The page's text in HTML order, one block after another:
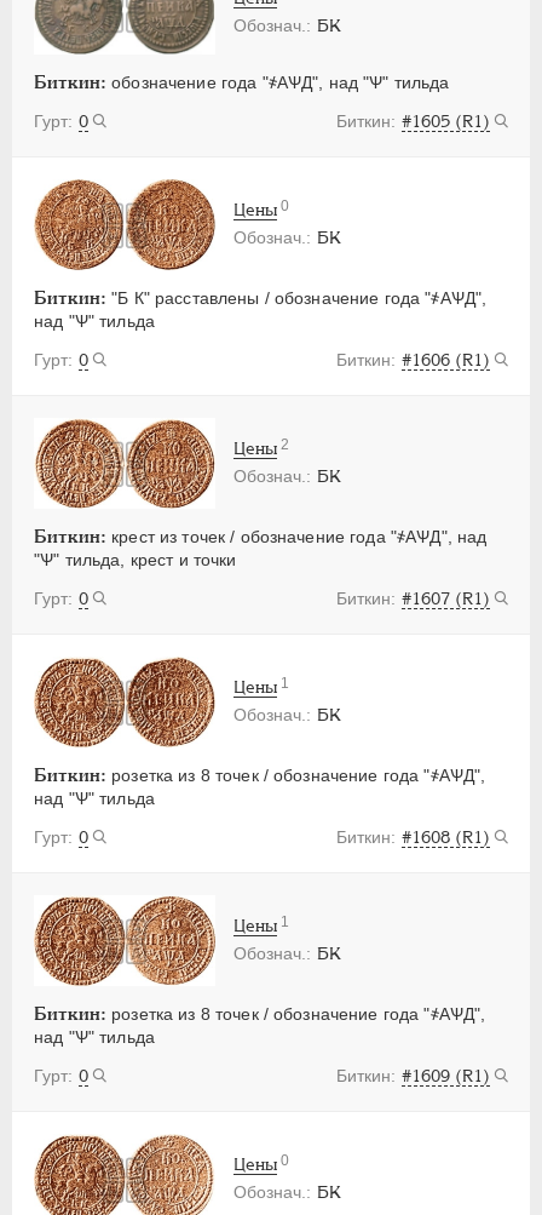
БК
Биткин: обозначение года "҂АѰД", над "Ѱ" тильда
0
#1605 (R1)
БК
Биткин: "Б К" расставлены / обозначение года "҂АѰД",
над "Ѱ" тильда
0
#1606 (R1)
Цены 0
БК
Биткин: крест из точек / обозначение года "҂АѰД", над
"Ѱ" тильда, крест и точки
0
#1607 (R1)
Цены 2
БК
Биткин: розетка из 8 точек / обозначение года "҂АѰД",
над "Ѱ" тильда
0
#1608 (R1)
Цены 1
БК
Биткин: розетка из 8 точек / обозначение года "҂АѰД",
над "Ѱ" тильда
0
#1609 (R1)
Цены 1
БК
Цены 0